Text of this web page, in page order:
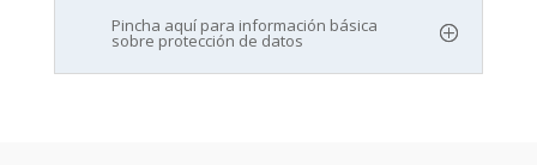
Pincha aquí para información básica
sobre protección de datos